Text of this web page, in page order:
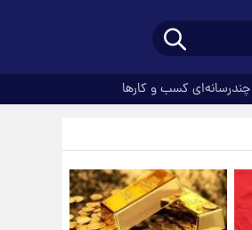
چندرسانه‌ای کسب و کارها